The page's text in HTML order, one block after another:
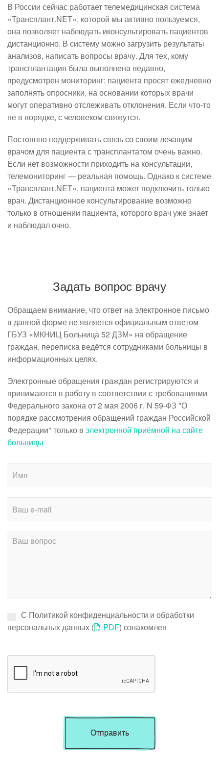
В России сейчас работает телемедицинская система
«Трансплант.NET», которой мы активно пользуемся,
она позволяет наблюдать иконсультировать пациентов
дистанционно. В систему можно загрузить результаты
анализов, написать вопросы врачу. Для тех, кому
трансплантация была выполнена недавно,
предусмотрен мониторинг: пациента просят ежедневно
заполнять опросники, на основании которых врачи
могут оперативно отслеживать отклонения. Если что-то
не в порядке, с человеком свяжутся.
Постоянно поддерживать связь со своим лечащим
врачом для пациента с трансплантатом очень важно.
Если нет возможности приходить на консультации,
телемониторинг — реальная помощь. Однако к системе
«Трансплант.NET», пациента может подключить только
врач. Дистанционное консультирование возможно
только в отношении пациента, которого врач уже знает
и наблюдал очно.
Задать вопрос врачу
Обращаем внимание, что ответ на электронное письмо
в данной форме не является официальным ответом
ГБУЗ «МКНИЦ Больница 52 ДЗМ» на обращение
граждан, переписка ведётся сотрудниками больницы в
информационных целях.
Электронные обращения граждан регистрируются и
принимаются в работу в соответствии с требованиями
Федерального закона от 2 мая 2006 г. N 59-ФЗ "О
порядке рассмотрения обращений граждан Российской
Федерации" только в электронной приёмной на сайте
больницы
С Политикой конфиденциальности и обработки
персональных данных (
PDF) ознакомлен
Отправить